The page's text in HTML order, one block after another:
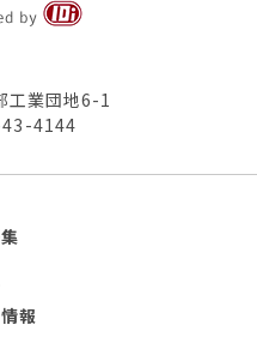
工業団地6-1
43-4144
報